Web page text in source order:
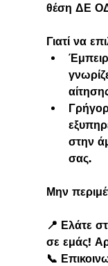
θέση ΔΕ
Γιατί να
στην
σας.
Μην
📍 Ελάτε
σε εμάς!
📞